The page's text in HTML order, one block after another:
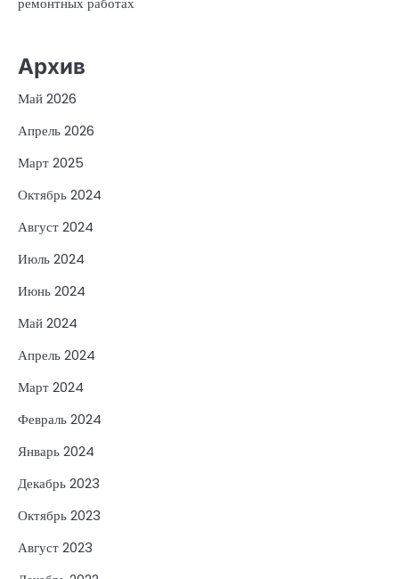
Архив
Май 2026
Апрель 2026
Март 2025
Октябрь 2024
Август 2024
Июль 2024
Июнь 2024
Май 2024
Апрель 2024
Март 2024
Февраль 2024
Январь 2024
Декабрь 2023
Октябрь 2023
Август 2023